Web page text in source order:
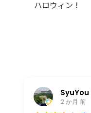
ハロウィン！
SyuYou
2 か月 前